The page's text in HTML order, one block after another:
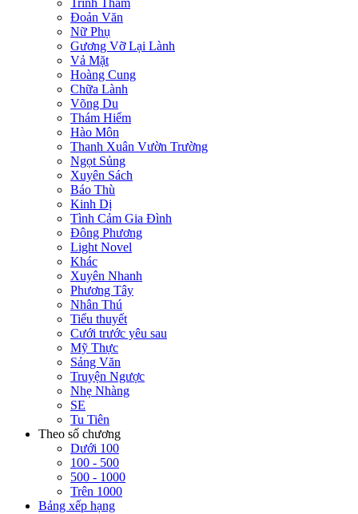
Trinh Thám
Đoản Văn
Nữ Phụ
Gương Vỡ Lại Lành
Vả Mặt
Hoàng Cung
Chữa Lành
Võng Du
Thám Hiểm
Hào Môn
Thanh Xuân Vườn Trường
Ngọt Sủng
Xuyên Sách
Báo Thù
Kinh Dị
Tình Cảm Gia Đình
Đông Phương
Light Novel
Khác
Xuyên Nhanh
Phương Tây
Nhân Thú
Tiểu thuyết
Cưới trước yêu sau
Mỹ Thực
Sảng Văn
Truyện Ngược
Nhẹ Nhàng
SE
Tu Tiên
Theo số chương
Dưới 100
100 - 500
500 - 1000
Trên 1000
Bảng xếp hạng